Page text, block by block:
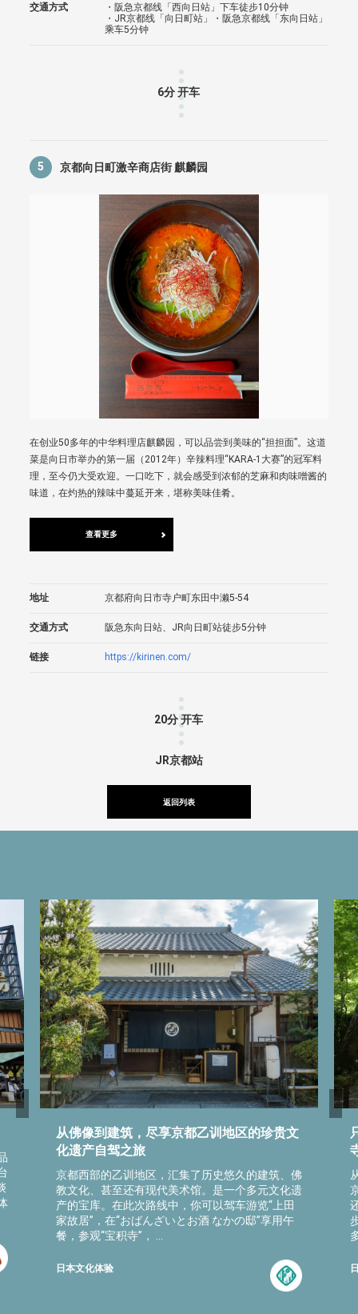
交通方式
・阪急京都线「西向日站」下车徒步10分钟
・JR京都线「向日町站」・阪急京都线「东向日站」
乘车5分钟
6分 开车
5 京都向日町激辛商店街 麒麟园
在创业50多年的中华料理店麒麟园，可以品尝到美味的“担担面”。这道
菜是向日市举办的第一届（2012年）辛辣料理“KARA-1大赛”的冠军料
理，至今仍大受欢迎。一口吃下，就会感受到浓郁的芝麻和肉味噌酱的
味道，在灼热的辣味中蔓延开来，堪称美味佳肴。
查看更多
地址 京都府向日市寺户町东田中濑5-54
交通方式 阪急东向日站、JR向日町站徒步5分钟
链接 https://kirinen.com/
20分 开车
JR京都站
返回列表
从佛像到建筑，尽享京都乙训地区的珍贵文
化遗产自驾之旅
京都西部的乙训地区，汇集了历史悠久的建筑、佛
教文化、甚至还有现代美术馆。是一个多元文化遗
产的宝库。在此次路线中，你可以驾车游览“上田
家故居”，在“おばんざいとお酒 なかの邸”享用午
餐，参观“宝积寺”， ...
日本文化体验